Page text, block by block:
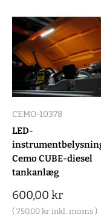
CEMO-10378
LED-
Cemo CUBE-diesel
tankanlæg
Salgspris
600,00 kr
( 750,00 kr inkl. moms )